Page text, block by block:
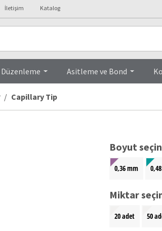
İletişim Katalog
Asitleme ve Bond
Capillary Tip
Boyut seçin
0,36 mm
Miktar
20 adet 50